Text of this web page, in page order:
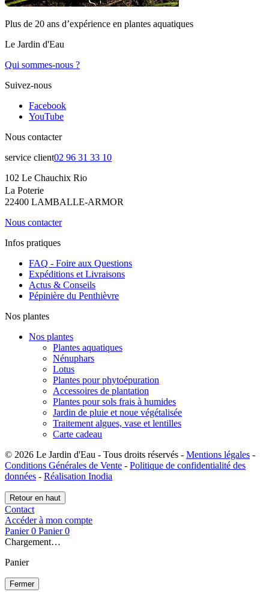
Plus de 20 ans d’expérience en plantes aquatiques
Le Jardin d'Eau
Qui sommes-nous ?
Suivez-nous
Facebook
YouTube
Nous contacter
service client02 96 31 33 10
102 Le Chauchix Rio
La Poterie
22400 LAMBALLE-ARMOR
Nous contacter
Infos pratiques
FAQ - Foire aux Questions
Expéditions et Livraisons
Actus & Conseils
Pépinière du Penthièvre
Nos plantes
Nos plantes
Plantes aquatiques
Nénuphars
Lotus
Plantes pour phytoépuration
Accessoires de plantation
Plantes pour sols frais à humides
Jardin de pluie et noue végétalisée
Traitement algues, vase et lentilles
Carte cadeau
© 2026 Le Jardin d'Eau - Tous droits réservés - Mentions légales -
Conditions Générales de Vente - Politique de confidentialité des
données - Réalisation Inodia
Retour en haut
Contact
Accéder à mon compte
Panier 0 Panier 0
Chargement…
Panier
Fermer